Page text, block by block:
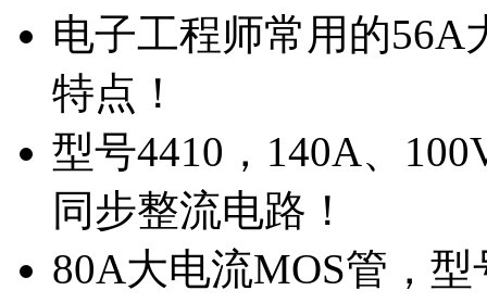
电子工程师常用的56A
特点！
型号4410，140A、
同步整流电路！
80A大电流MOS管，